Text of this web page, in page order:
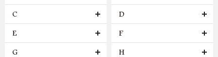
C D
E F
G H